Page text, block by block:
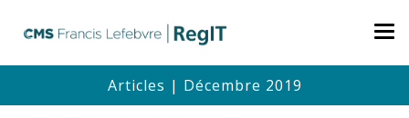
content
Articles | Décembre 2019